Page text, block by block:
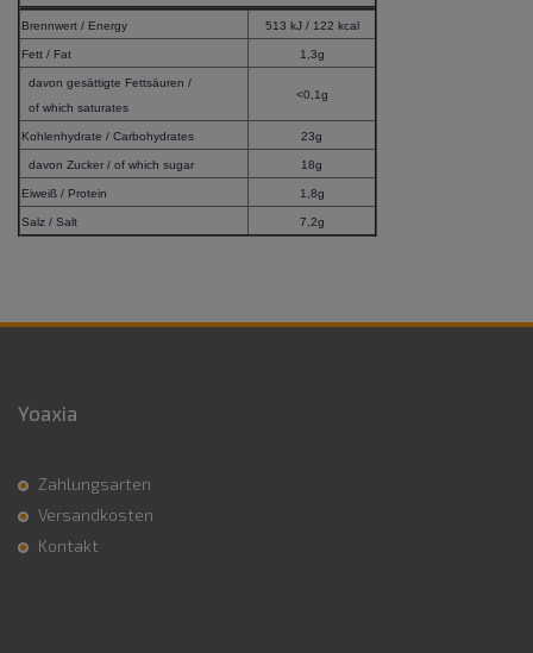
Brennwert / Energy 513 kJ / 122 kcal
Fett / Fat 1,3g
davon gesättigte Fettsäuren /
of which saturates
<0,1g
Kohlenhydrate / Carbohydrates 23g
davon Zucker / of which sugar 18g
Eiweiß / Protein 1,8g
Salz / Salt 7,2g
Yoaxia
Zahlungsarten
Versandkosten
Kontakt